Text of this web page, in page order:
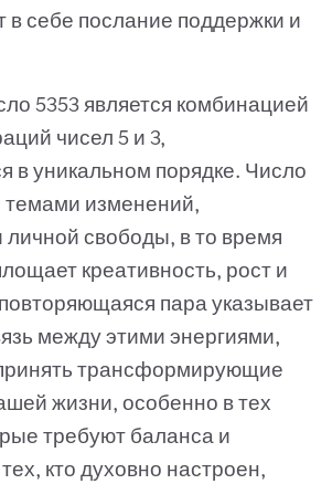
в себе послание поддержки и
5353 является комбинацией
чисел 5 и 3,
в уникальном порядке. Число
темами изменений,
личной свободы, в то время
креативность, рост и
пара указывает
между этими энергиями,
трансформирующие
жизни, особенно в тех
требуют баланса и
кто духовно настроен,